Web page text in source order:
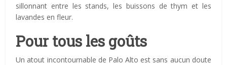
sillonnant entre les stands, les buissons de thym et les
lavandes en fleur.
Pour tous les goûts
Un atout incontournable de Palo Alto est sans aucun doute